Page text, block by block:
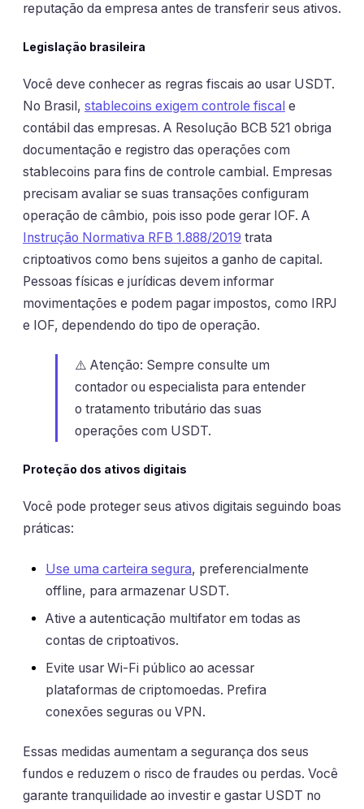
reputação da empresa antes de transferir seus ativos.
Legislação brasileira
Você deve conhecer as regras fiscais ao usar USDT.
No Brasil, stablecoins exigem controle fiscal e
contábil das empresas. A Resolução BCB 521 obriga
documentação e registro das operações com
stablecoins para fins de controle cambial. Empresas
precisam avaliar se suas transações configuram
operação de câmbio, pois isso pode gerar IOF. A
Instrução Normativa RFB 1.888/2019 trata
criptoativos como bens sujeitos a ganho de capital.
Pessoas físicas e jurídicas devem informar
movimentações e podem pagar impostos, como IRPJ
e IOF, dependendo do tipo de operação.
⚠️ Atenção: Sempre consulte um
contador ou especialista para entender
o tratamento tributário das suas
operações com USDT.
Proteção dos ativos digitais
Você pode proteger seus ativos digitais seguindo boas
práticas:
Use uma carteira segura, preferencialmente
offline, para armazenar USDT.
Ative a autenticação multifator em todas as
contas de criptoativos.
Evite usar Wi-Fi público ao acessar
plataformas de criptomoedas. Prefira
conexões seguras ou VPN.
Essas medidas aumentam a segurança dos seus
fundos e reduzem o risco de fraudes ou perdas. Você
garante tranquilidade ao investir e gastar USDT no